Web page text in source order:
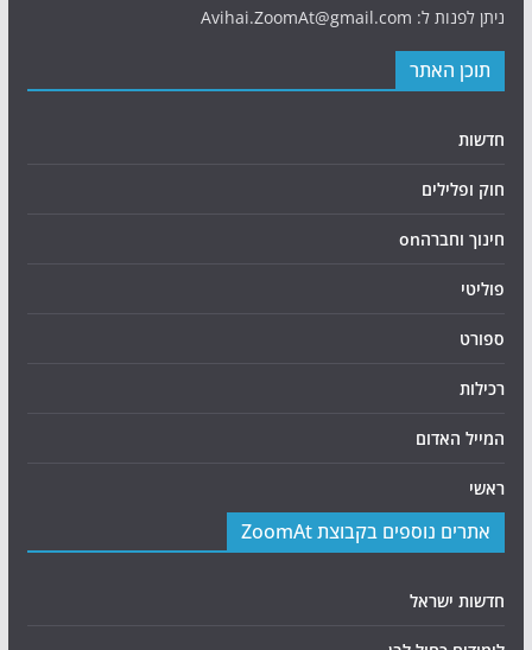
ניתן לפנות ל: Avihai.ZoomAt@gmail.com
תוכן האתר
חדשות
חוק ופלילים
חינוך וחברהon
פוליטי
ספורט
רכילות
המייל האדום
ראשי
אתרים נוספים בקבוצת ZoomAt
חדשות ישראל